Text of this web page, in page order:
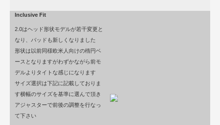
Inclusive Fit
2.0はヘッド形状モデルが若干変更と
なり、パッドも新しくなりました
形状は以前同様欧米人向けの楕円ベ
ースとなりますがわずかながら前モ
デルよりタイトな感じになります
サイズ選択は下記に記載しておりま
す横幅のサイズを基準に選んで頂き
アジャスターで前後の調整を行なっ
て下さい